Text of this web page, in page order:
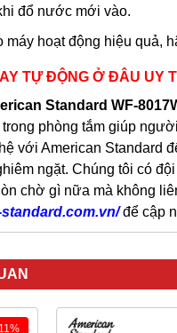
đổ nước mới vào.
máy hoạt động hiệu quả,
TỰ ĐỘNG Ở ĐÂU UY
Standard WF-
phòng tắm giúp
với American Standard
ngặt. Chúng tôi có
chờ gì nữa mà không
để cập
-47%